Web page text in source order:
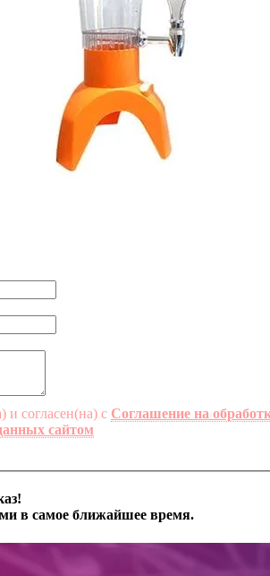
и согласен(на) с Соглашение на
сайтом
в самое ближайшее время.